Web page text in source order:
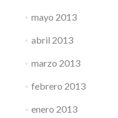
mayo 2013
abril 2013
marzo 2013
febrero 2013
enero 2013